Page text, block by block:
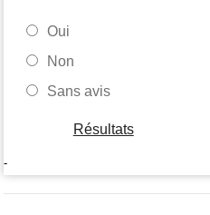
Oui
Non
Sans avis
Résultats
-